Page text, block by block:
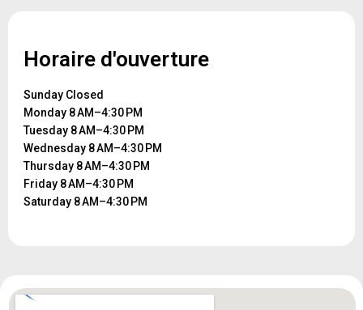
Horaire d'ouverture
Sunday Closed
Monday 8 AM–4:30 PM
Tuesday 8 AM–4:30 PM
Wednesday 8 AM–4:30 PM
Thursday 8 AM–4:30 PM
Friday 8 AM–4:30 PM
Saturday 8 AM–4:30 PM